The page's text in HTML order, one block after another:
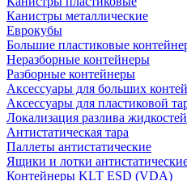
Канистры металлические
Еврокубы
Большие пластиковые
Неразборные контейнеры
Разборные контейнеры
Аксессуары для больших
Аксессуары для пластиковой
Локализация разлива жидкостей
Антистатическая тара
Паллеты антистатические
Ящики и лотки
Контейнеры KLT ESD (VDA)